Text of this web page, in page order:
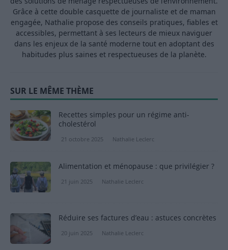
Grâce à cette double casquette de journaliste et de maman
engagée, Nathalie propose des conseils pratiques, fiables et
accessibles, permettant à ses lecteurs de mieux naviguer
dans les enjeux de la santé moderne tout en adoptant des
habitudes plus saines et respectueuses de la planète.
SUR LE MÊME THÈME
Recettes simples pour un régime anti-
cholestérol
21 octobre 2025 Nathalie Leclerc
Alimentation et ménopause : que privilégier ?
21 juin 2025 Nathalie Leclerc
Réduire ses factures d’eau : astuces concrètes
20 juin 2025 Nathalie Leclerc